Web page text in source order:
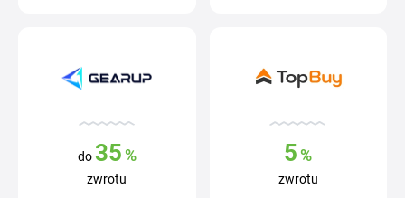
do 35%
zwrotu
5 %
zwrotu